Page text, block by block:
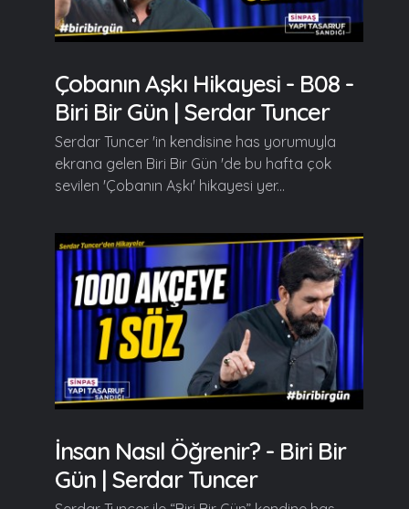
Çobanın Aşkı Hikayesi - B08 -
Biri Bir Gün | Serdar Tuncer
Serdar Tuncer 'in kendisine has yorumuyla
ekrana gelen Biri Bir Gün 'de bu hafta çok
sevilen 'Çobanın Aşkı' hikayesi yer...
İnsan Nasıl Öğrenir? - Biri Bir
Gün | Serdar Tuncer